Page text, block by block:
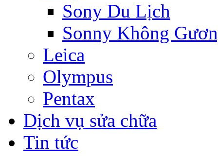
Sony Du Lịch
Sonny Không
Leica
Olympus
Pentax
Dịch vụ sửa chữa
Tin tức